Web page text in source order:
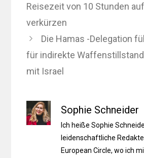
Reisezeit von 10 Stunden
verkürzen
Die Hamas -Delegation
für indirekte
mit Israel
Sophie Schneider
Ich heiße Sophie
leidenschaftliche
European Circle, wo ich